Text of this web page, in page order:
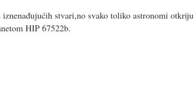
stvari,no svako toliko astronomi
HIP 67522b.